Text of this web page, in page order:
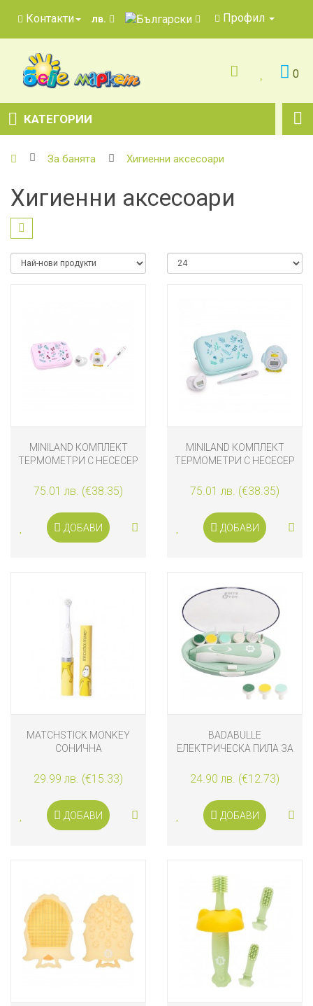
Контакти лв. Профил
0
КАТЕГОРИИ
За банята Хигиенни аксесоари
Хигиенни аксесоари
MINILAND КОМПЛЕКТ
ТЕРМОМЕТРИ С НЕСЕСЕР
75.01 лв. (€38.35)
ДОБАВИ
MINILAND КОМПЛЕКТ
ТЕРМОМЕТРИ С НЕСЕСЕР
75.01 лв. (€38.35)
ДОБАВИ
MATCHSTICK MONKEY
СОНИЧНА
ЗЪБИ С АНТИМИКРОБНА
ЗАЩИТА ЛЪВ
29.99 лв. (€15.33)
ДОБАВИ
BADABULLE
ЕЛЕКТРИЧЕСКА ПИЛА ЗА
24.90 лв. (€12.73)
ДОБАВИ